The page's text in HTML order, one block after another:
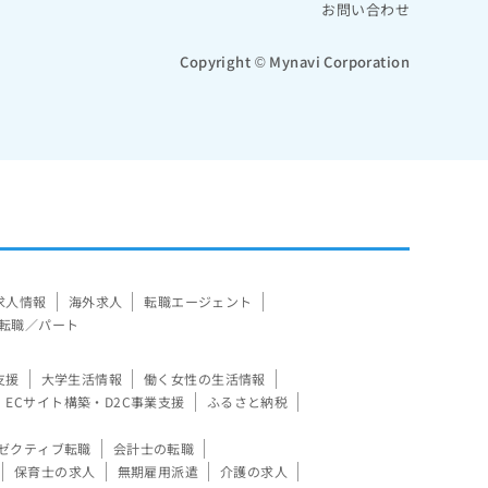
お問い合わせ
Copyright © Mynavi Corporation
人情報 海外求人
転職エージェント
職／パート
援 大学生活情報
働く女性の生活情報
ECサイト構築・D2C事業支援
ふるさと納税
クティブ転職
会計士の転職
保育士の求人
無期雇用派遣 介護の求人